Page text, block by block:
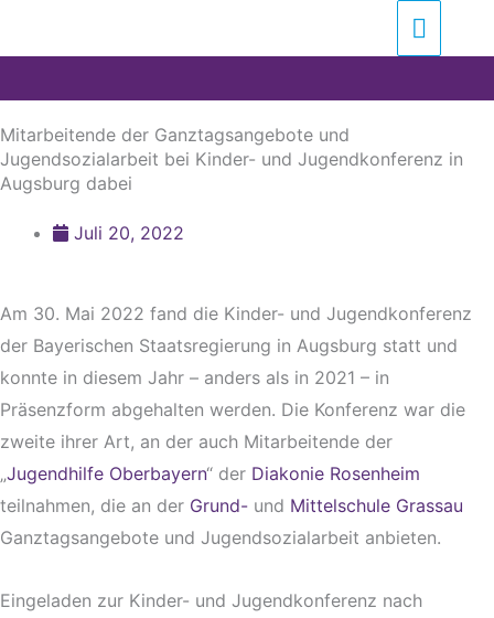
Mitarbeitende der Ganztagsangebote und
Jugendsozialarbeit bei Kinder- und Jugendkonferenz in
Augsburg dabei
Juli 20, 2022
Am 30. Mai 2022 fand die Kinder- und Jugendkonferenz
der Bayerischen Staatsregierung in Augsburg statt und
konnte in diesem Jahr – anders als in 2021 – in
Präsenzform abgehalten werden. Die Konferenz war die
zweite ihrer Art, an der auch Mitarbeitende der
„Jugendhilfe Oberbayern“ der Diakonie Rosenheim
teilnahmen, die an der Grund- und Mittelschule Grassau
Ganztagsangebote und Jugendsozialarbeit anbieten.
Eingeladen zur Kinder- und Jugendkonferenz nach